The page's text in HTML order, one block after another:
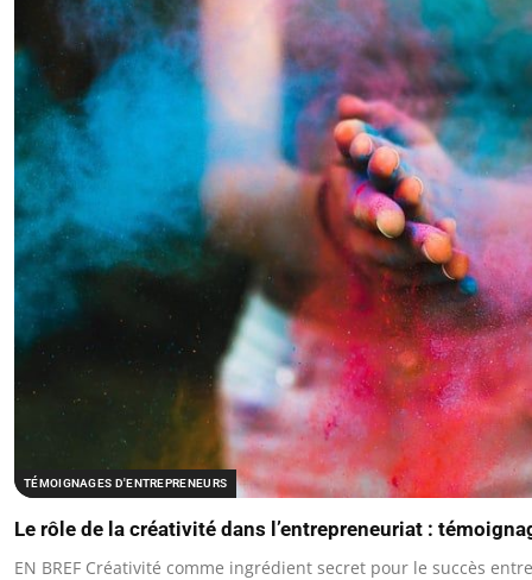
TÉMOIGNAGES D'ENTREPRENEURS
Le rôle de la créativité dans l’entrepreneuriat :
EN BREF Créativité comme ingrédient secret pour le succès